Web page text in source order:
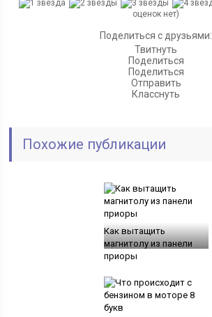
оценок нет)
Поделиться с друзьями:
Твитнуть
Поделиться
Поделиться
Отправить
Класснуть
Похожие публикации
Как вытащить
магнитолу из панели
приоры